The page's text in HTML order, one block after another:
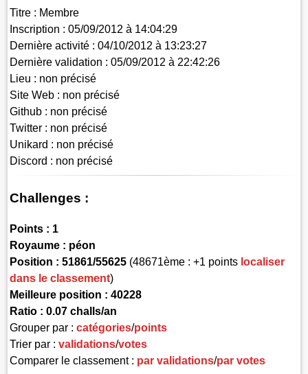
Titre : Membre
Inscription : 05/09/2012 à 14:04:29
Dernière activité : 04/10/2012 à 13:23:27
Dernière validation : 05/09/2012 à 22:42:26
Lieu : non précisé
Site Web : non précisé
Github : non précisé
Twitter : non précisé
Unikard : non précisé
Discord : non précisé
Challenges :
Points : 1
Royaume : péon
Position : 51861/55625 (48671ème : +1 points localiser
dans le classement)
Meilleure position : 40228
Ratio : 0.07 challs/an
Grouper par :catégories/points
Trier par :validations/votes
Comparer le classement : par validations/par votes